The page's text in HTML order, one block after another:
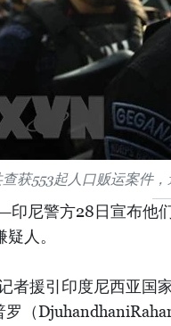
获553起人口贩运案件
尼警方28日宣布他
人。
者援引印度尼西亚国
罗（